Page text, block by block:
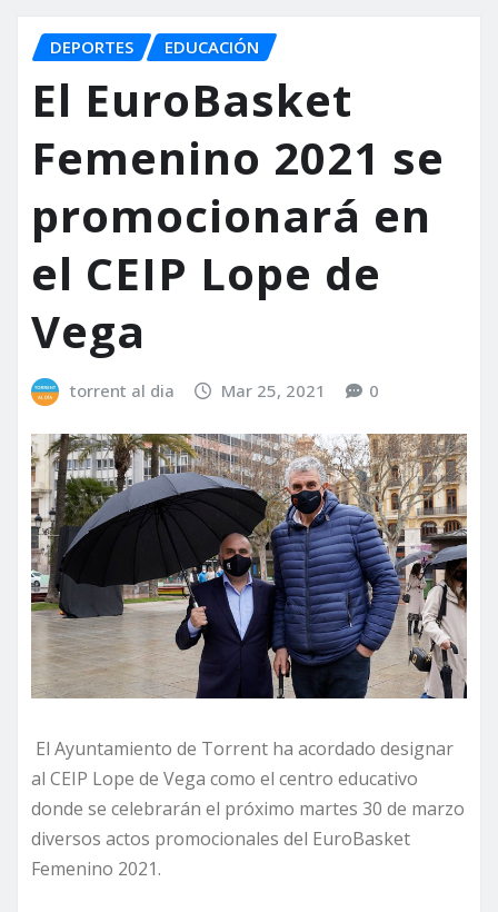
DEPORTES EDUCACIÓN
El EuroBasket
Femenino 2021 se
promocionará en
el CEIP Lope de
Vega
torrent al dia Mar 25, 2021 0
El Ayuntamiento de Torrent ha acordado designar
al CEIP Lope de Vega como el centro educativo
donde se celebrarán el próximo martes 30 de marzo
diversos actos promocionales del EuroBasket
Femenino 2021.